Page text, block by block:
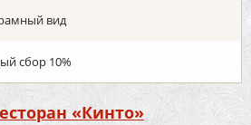
вид
сбор 10%
«Кинто»